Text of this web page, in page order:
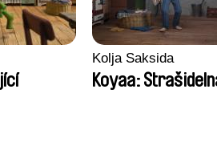
Kolja Saksida
Koyaa: